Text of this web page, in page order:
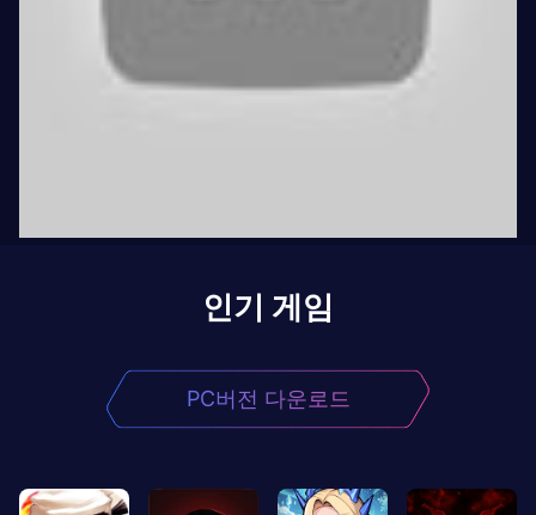
인기 게임
PC버전 다운로드